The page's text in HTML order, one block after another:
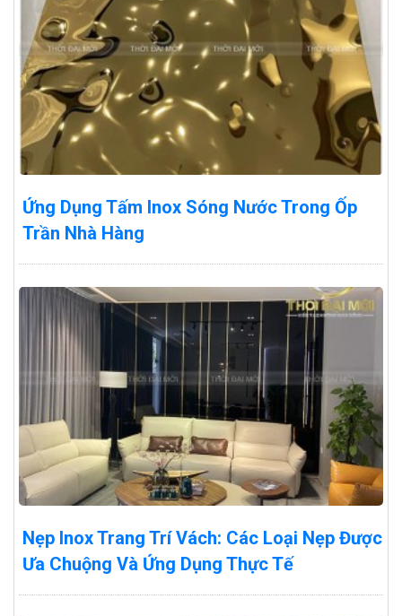
Ứng Dụng Tấm Inox Sóng Nước Trong Ốp
Trần Nhà Hàng
Nẹp Inox Trang Trí Vách: Các Loại Nẹp Được
Ưa Chuộng Và Ứng Dụng Thực Tế